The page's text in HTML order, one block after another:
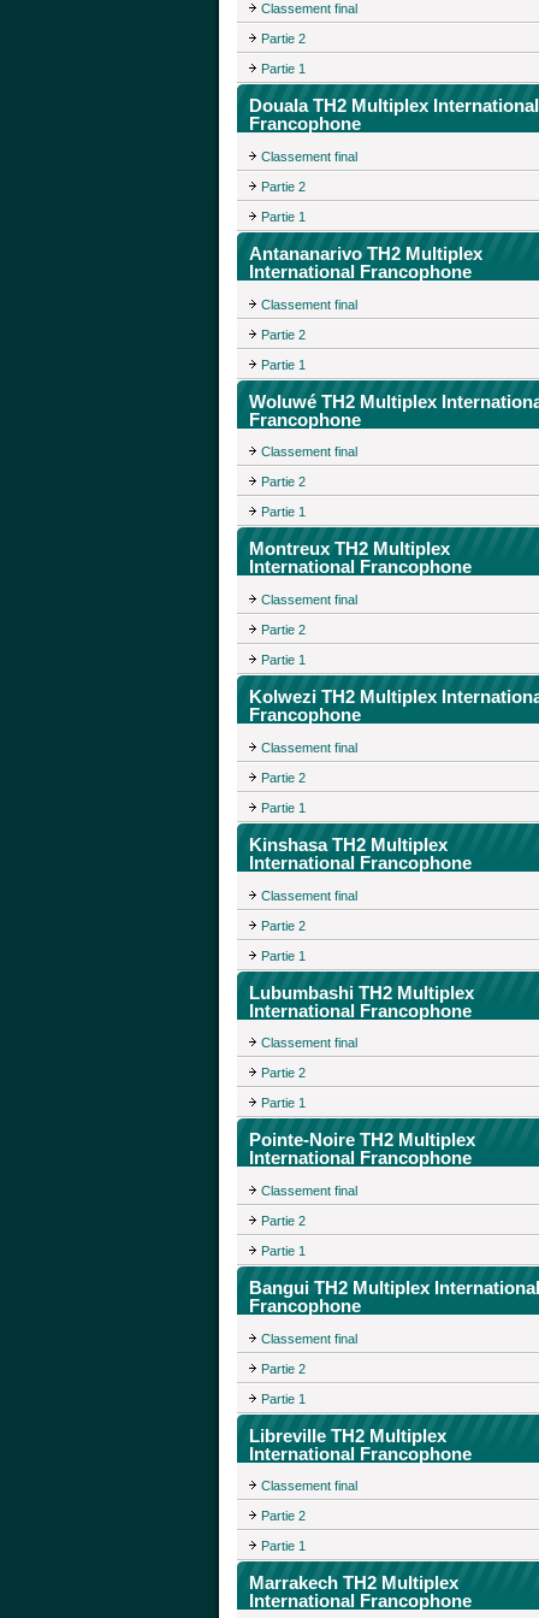
Classement final
Partie 2
Partie 1
Douala TH2 Multiplex International
Francophone
Classement final
Partie 2
Partie 1
Antananarivo TH2 Multiplex
International Francophone
Classement final
Partie 2
Partie 1
Woluwé TH2 Multiplex
Francophone
Classement final
Partie 2
Partie 1
Montreux TH2 Multiplex
International Francophone
Classement final
Partie 2
Partie 1
Kolwezi TH2 Multiplex
Francophone
Classement final
Partie 2
Partie 1
Kinshasa TH2 Multiplex
International Francophone
Classement final
Partie 2
Partie 1
Lubumbashi TH2 Multiplex
International Francophone
Classement final
Partie 2
Partie 1
Pointe-Noire TH2 Multiplex
International Francophone
Classement final
Partie 2
Partie 1
Bangui TH2 Multiplex International
Francophone
Classement final
Partie 2
Partie 1
Libreville TH2 Multiplex
International Francophone
Classement final
Partie 2
Partie 1
Marrakech TH2 Multiplex
International Francophone